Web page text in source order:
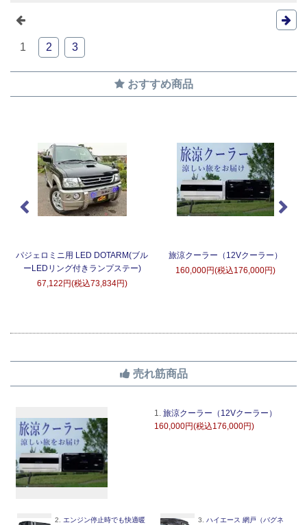
1 2 3
おすすめ商品
パジェロミニ用 LED DOTARM(ブル
ーLEDリング付きランプステー)
67,122円(税込73,834円)
旅涼クーラー（12Vクーラー）
160,000円(税込176,000円)
売れ筋商品
1.旅涼クーラー（12Vクーラー）
160,000円(税込176,000円)
2.
エンジン停止時でも快適暖
3.
ハイエース 網戸（バグネ